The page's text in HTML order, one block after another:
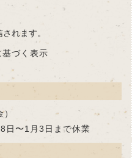
れます。
づく表示
日〜1月3日まで休業